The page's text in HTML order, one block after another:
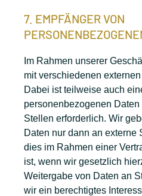
7. EMPFÄNGER VON
Im Rahmen unserer
mit verschiedenen
Dabei ist teilweise auch
personenbezogenen
Stellen erforderlich. Wir
Daten nur dann an externe
dies im Rahmen einer
ist, wenn wir gesetzlich
Weitergabe von Daten an
wir ein berechtigtes